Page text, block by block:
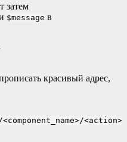
затем
$message в
красивый адрес,
<action>